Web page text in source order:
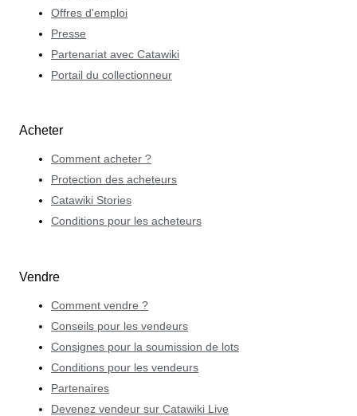
Offres d'emploi
Presse
Partenariat avec Catawiki
Portail du collectionneur
Acheter
Comment acheter ?
Protection des acheteurs
Catawiki Stories
Conditions pour les acheteurs
Vendre
Comment vendre ?
Conseils pour les vendeurs
Consignes pour la soumission de lots
Conditions pour les vendeurs
Partenaires
Devenez vendeur sur Catawiki Live